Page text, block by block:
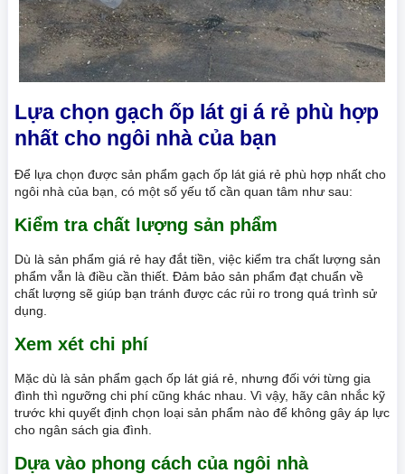
Lựa chọn gạch ốp lát gi á rẻ phù hợp
nhất cho ngôi nhà của bạn
Để lựa chọn được sản phẩm gạch ốp lát giá rẻ phù hợp nhất cho
ngôi nhà của bạn, có một số yếu tố cần quan tâm như sau:
Kiểm tra chất lượng sản phẩm
Dù là sản phẩm giá rẻ hay đắt tiền, việc kiểm tra chất lượng sản
phẩm vẫn là điều cần thiết. Đảm bảo sản phẩm đạt chuẩn về
chất lượng sẽ giúp bạn tránh được các rủi ro trong quá trình sử
dụng.
Xem xét chi phí
Mặc dù là sản phẩm gạch ốp lát giá rẻ, nhưng đối với từng gia
đình thì ngưỡng chi phí cũng khác nhau. Vì vậy, hãy cân nhắc kỹ
trước khi quyết định chọn loại sản phẩm nào để không gây áp lực
cho ngân sách gia đình.
Dựa vào phong cách của ngôi nhà